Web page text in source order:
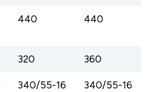
440 440
320 360
340/55-16 340/55-16